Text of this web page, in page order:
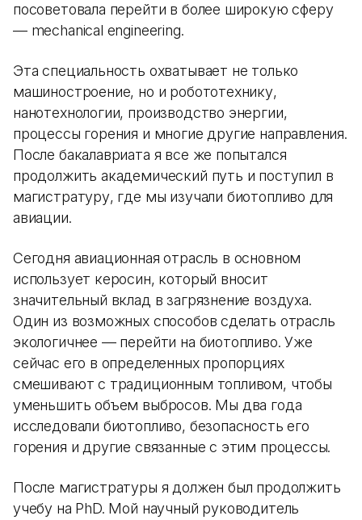
посоветовала перейти в более широкую сферу
— mechanical engineering.
Эта специальность охватывает не только
машиностроение, но и робототехнику,
нанотехнологии, производство энергии,
процессы горения и многие другие направления.
После бакалавриата я все же попытался
продолжить академический путь и поступил в
магистратуру, где мы изучали биотопливо для
авиации.
Сегодня авиационная отрасль в основном
использует керосин, который вносит
значительный вклад в загрязнение воздуха.
Один из возможных способов сделать отрасль
экологичнее — перейти на биотопливо. Уже
сейчас его в определенных пропорциях
смешивают с традиционным топливом, чтобы
уменьшить объем выбросов. Мы два года
исследовали биотопливо, безопасность его
горения и другие связанные с этим процессы.
После магистратуры я должен был продолжить
учебу на PhD. Мой научный руководитель